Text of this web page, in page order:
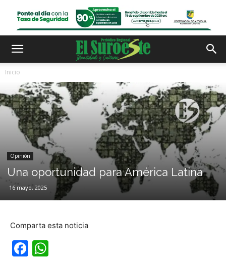
Inicio
Opinión
Una oportunidad para América Latina
16 mayo, 2025
Comparta esta noticia
Facebook